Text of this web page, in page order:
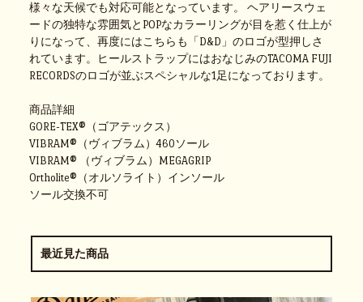
様々な天候でも対応可能となっています。 ヘアリースウェ
ードの独特な雰囲気とPOPなカラーリングが目を惹く仕上が
りになって、再度にはこちらも「D&D」のロゴが型押しさ
れています。ヒールストラップにはおなじみのTACOMA FUJI
RECORDSのロゴが並ぶスペシャルな1足になっております。
商品詳細
GORE-TEX®（ゴアテックス）
VIBRAM®（ヴィブラム）460ソール
VIBRAM® （ヴィブラム）MEGAGRIP
Ortholite®（オルソライト）インソール
ソール交換不可
最近見た商品